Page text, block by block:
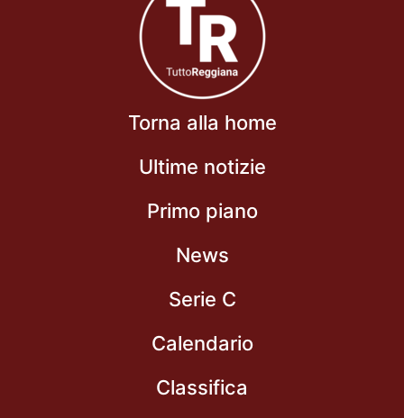
Torna alla home
Ultime notizie
Primo piano
News
Serie C
Calendario
Classifica